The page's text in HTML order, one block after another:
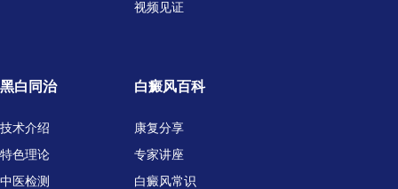
视频见证
黑白同治
技术介绍
特色理论
中医检测
白癜风百科
康复分享
专家讲座
白癜风常识